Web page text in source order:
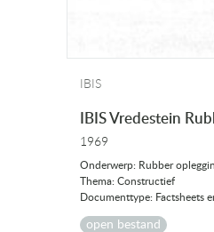
IBIS
IBIS Vredestein
1969
Onderwerp: Rubber
Thema: Constructief
Documenttype: Factsheets
open bestand